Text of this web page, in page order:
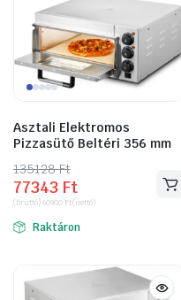
Asztali Elektromos
Pizzasütő Beltéri 356 mm
135128Ft
Original
price
was:
135128 Ft.
77343 Ft
Current
price
is:
77343 Ft.
(bruttó)60900 Ft(nettó)
Raktáron